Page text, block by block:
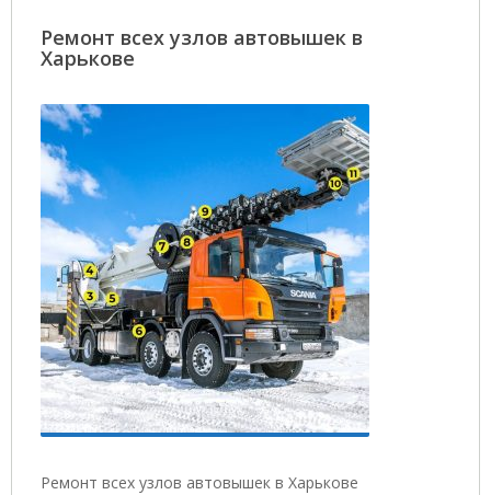
Ремонт всех узлов автовышек в
Харькове
Ремонт всех узлов автовышек в Харькове